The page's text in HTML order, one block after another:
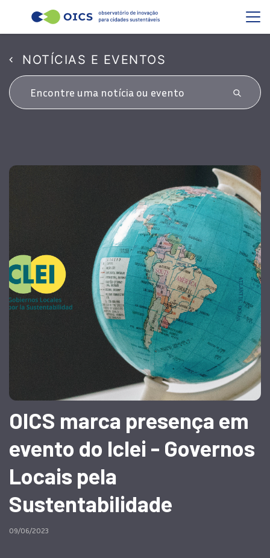
NOTÍCIAS E EVENTOS
OICS marca presença em
evento do Iclei - Governos
Locais pela
Sustentabilidade
09/06/2023